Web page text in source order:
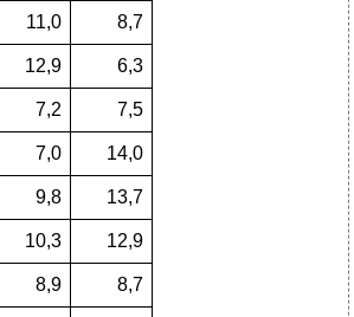
11,0 8,7
12,9 6,3
7,2 7,5
7,0 14,0
9,8 13,7
10,3 12,9
8,9 8,7